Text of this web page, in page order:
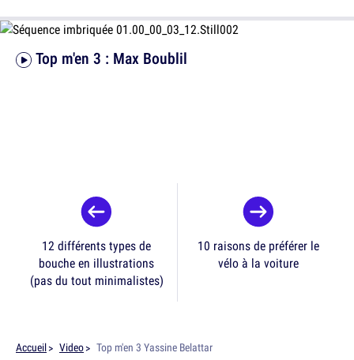
Top m'en 3 : Max Boublil
12 différents types de
bouche en illustrations
(pas du tout minimalistes)
10 raisons de préférer le
vélo à la voiture
Accueil Video Top m'en 3 Yassine Belattar